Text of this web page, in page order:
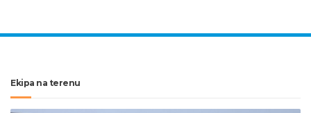
Ekipa na terenu